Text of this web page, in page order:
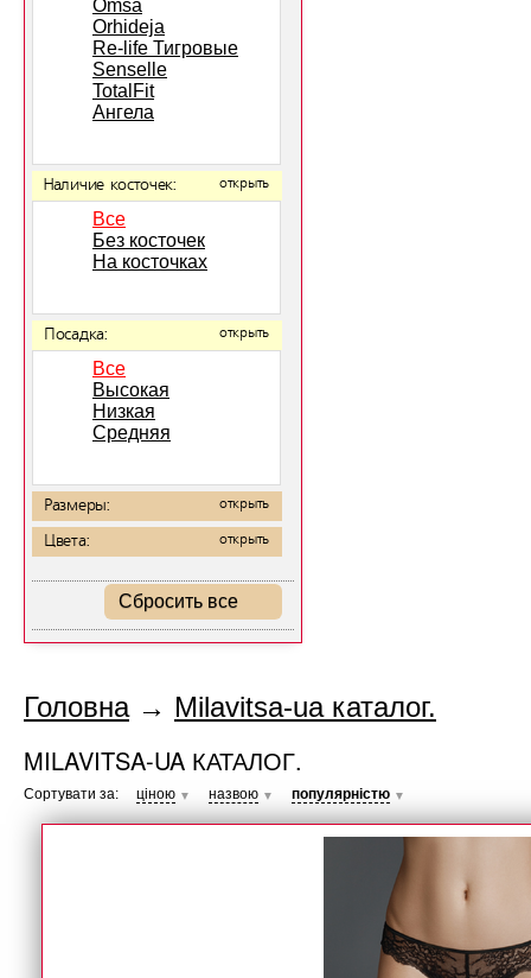
Omsa
Orhideja
Re-life Тигровые
Senselle
TotalFit
Ангела
Наличие косточек: открыть
Все
Без косточек
На косточках
Посадка: открыть
Все
Высокая
Низкая
Средняя
Размеры: открыть
Цвета: открыть
Сбросить все
Головна→ Milavitsa-ua каталог.
MILAVITSA-UA КАТАЛОГ.
Сортувати за: ціною ▼ назвою ▼ популярністю ▼